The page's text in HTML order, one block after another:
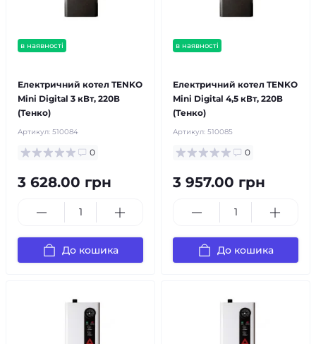
в наявності
Електричний котел TENKO
Mini Digital 3 кВт, 220В
(Тенко)
Артикул: 510084
0
3 628.00 грн
До кошика
в наявності
Електричний котел TENKO
Mini Digital 4,5 кВт, 220В
(Тенко)
Артикул: 510085
0
3 957.00 грн
До кошика